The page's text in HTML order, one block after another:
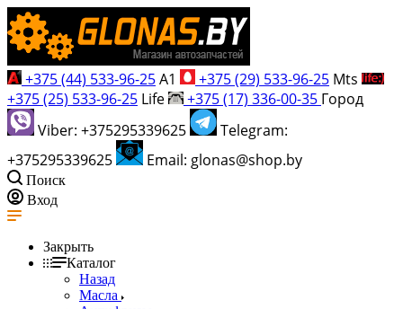
+375 (44) 533-96-25A1 +375 (29) 533-96-25 Mts
+375 (25) 533-96-25 Life +375 (17) 336-00-35 Город
Viber: +375295339625
Telegram:
+375295339625
Email: glonas@shop.by
Поиск
Вход
Закрыть
Каталог
Назад
Масла